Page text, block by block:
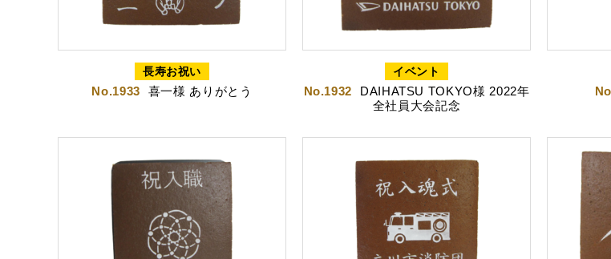
長寿お祝い
No.1933 喜一様 ありがとう
イベント
No.1932
DAIHATSU TOKYO様 2022年
全社員大会記念